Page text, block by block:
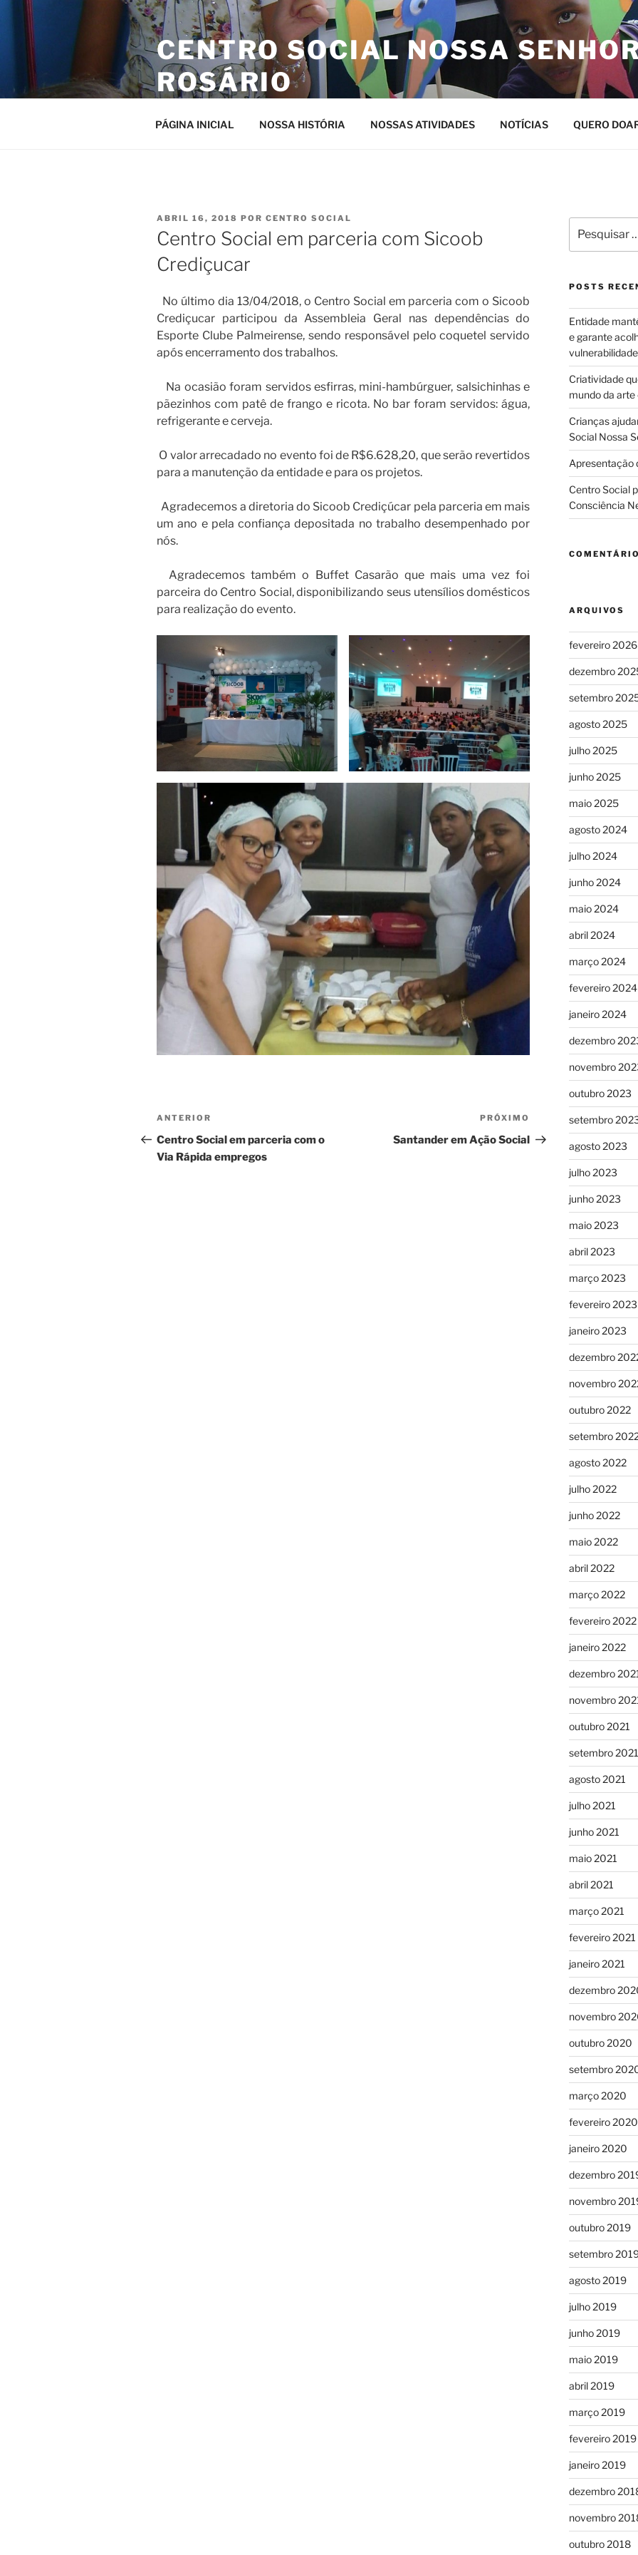
CENTRO SOCIAL NOSSA
ROSÁRIO
PÁGINA INICIAL NOSSA HISTÓRIA NOSSAS ATIVIDADES NOTÍCIAS QUERO
PUBLICADO
EM
ABRIL 16, 2018 POR CENTRO SOCIAL
Centro Social em parceria com Sicoob
Crediçucar
No último dia 13/04/2018, o Centro Social em parceria com o Sicoob
Crediçucar participou da Assembleia Geral nas dependências do
Esporte Clube Palmeirense, sendo responsável pelo coquetel servido
após encerramento dos trabalhos.
Na ocasião foram servidos esfirras, mini-hambúrguer, salsichinhas e
pãezinhos com patê de frango e ricota. No bar foram servidos: água,
refrigerante e cerveja.
O valor arrecadado no evento foi de R$6.628,20, que serão revertidos
para a manutenção da entidade e para os projetos.
Agradecemos a diretoria do Sicoob Crediçúcar pela parceria em mais
um ano e pela confiança depositada no trabalho desempenhado por
nós.
Agradecemos também o Buffet Casarão que mais uma vez foi
parceira do Centro Social, disponibilizando seus utensílios domésticos
para realização do evento.
Navegação
de
Post
Post
anterior
ANTERIOR
Centro Social em parceria com o
Via Rápida empregos
Próximo
post
PRÓXIMO
Santander em Ação Social
por:
POSTS
Entidade
e garante
vulnerabilidade
Criatividade
mundo da
Crianças
Social Nossa
Apresentação
Centro Social
Consciência
ARQUIVOS
fevereiro 2026
dezembro
setembro
agosto 2025
julho 2025
junho 2025
maio 2025
agosto 2024
julho 2024
junho 2024
maio 2024
abril 2024
março 2024
fevereiro 2024
janeiro 2024
dezembro
novembro
outubro 2023
setembro
agosto 2023
julho 2023
junho 2023
maio 2023
abril 2023
março 2023
fevereiro 2023
janeiro 2023
dezembro
novembro
outubro 2022
setembro
agosto 2022
julho 2022
junho 2022
maio 2022
abril 2022
março 2022
fevereiro 2022
janeiro 2022
dezembro
novembro
outubro 2021
setembro 2021
agosto 2021
julho 2021
junho 2021
maio 2021
abril 2021
março 2021
fevereiro 2021
janeiro 2021
dezembro
novembro
outubro 2020
setembro
março 2020
fevereiro 2020
janeiro 2020
dezembro
novembro
outubro 2019
setembro
agosto 2019
julho 2019
junho 2019
maio 2019
abril 2019
março 2019
fevereiro 2019
janeiro 2019
dezembro
novembro
outubro 2018